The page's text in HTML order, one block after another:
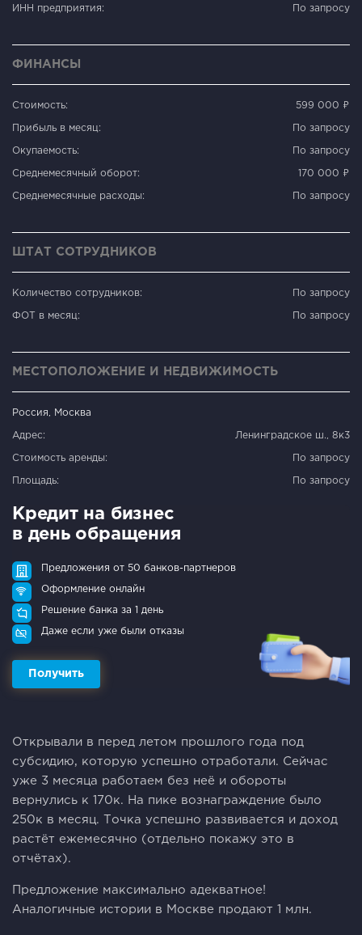
ИНН предприятия: По запросу
ФИНАНСЫ
Стоимость: 599 000 ₽
Прибыль в месяц: По запросу
Окупаемость: По запросу
Среднемесячный оборот: 170 000 ₽
Среднемесячные расходы: По запросу
ШТАТ СОТРУДНИКОВ
Количество сотрудников: По запросу
ФОТ в месяц: По запросу
МЕСТОПОЛОЖЕНИЕ И НЕДВИЖИМОСТЬ
Россия, Москва
Адрес: Ленинградское ш., 8к3
Стоимость аренды: По запросу
Площадь: По запросу
Кредит на бизнес
в день обращения
Предложения от 50 банков-партнеров
Оформление онлайн
Решение банка за 1 день
Даже если уже были отказы
Получить
Открывали в перед летом прошлого года под
субсидию, которую успешно отработали. Сейчас
уже 3 месяца работаем без неё и обороты
вернулись к 170к. На пике вознаграждение было
250к в месяц. Точка успешно развивается и доход
растёт ежемесячно (отдельно покажу это в
отчётах).
Предложение максимально адекватное!
Аналогичные истории в Москве продают 1 млн.